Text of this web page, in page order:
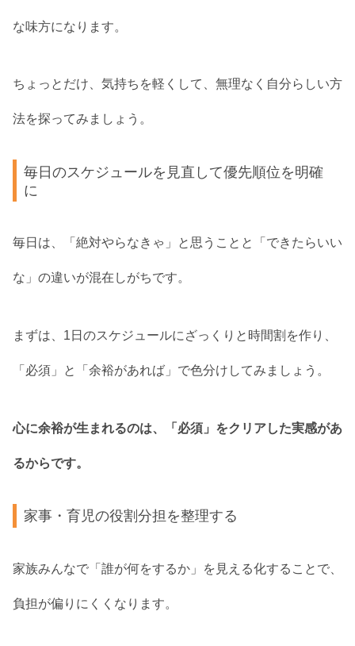
な味方になります。
ちょっとだけ、気持ちを軽くして、無理なく自分らしい方
法を探ってみましょう。
毎日のスケジュールを見直して優先順位を明確
に
毎日は、「絶対やらなきゃ」と思うことと「できたらいい
な」の違いが混在しがちです。
まずは、1日のスケジュールにざっくりと時間割を作り、
「必須」と「余裕があれば」で色分けしてみましょう。
心に余裕が生まれるのは、「必須」をクリアした実感があ
るからです。
家事・育児の役割分担を整理する
家族みんなで「誰が何をするか」を見える化することで、
負担が偏りにくくなります。